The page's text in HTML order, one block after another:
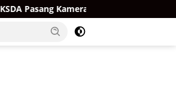
Kamera dan Bagikan Mercon